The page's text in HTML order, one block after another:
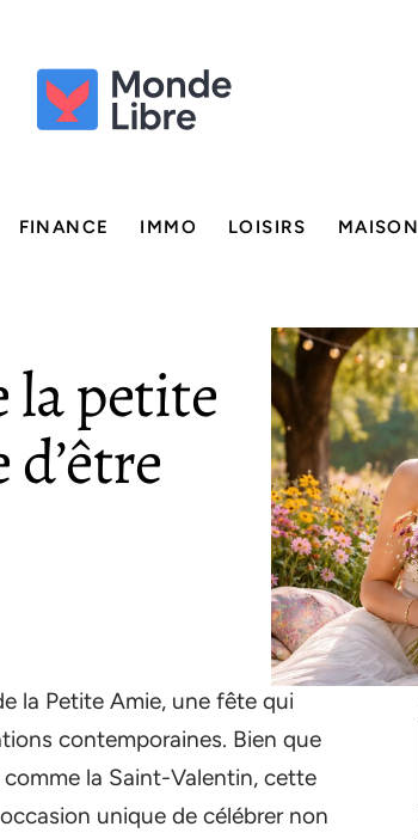
FINANCE IMMO LOISIRS MAISON
la petite
la Petite Amie, une fête qui
contemporaines. Bien que
comme la Saint-Valentin, cette
unique de célébrer non